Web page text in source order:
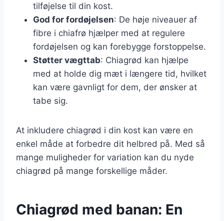
tilføjelse til din kost.
God for fordøjelsen: De høje niveauer af
fibre i chiafrø hjælper med at regulere
fordøjelsen og kan forebygge forstoppelse.
Støtter vægttab: Chiagrød kan hjælpe
med at holde dig mæt i længere tid, hvilket
kan være gavnligt for dem, der ønsker at
tabe sig.
At inkludere chiagrød i din kost kan være en
enkel måde at forbedre dit helbred på. Med så
mange muligheder for variation kan du nyde
chiagrød på mange forskellige måder.
Chiagrød med banan: En